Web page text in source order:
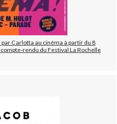
Carlotta au cinéma à partir du 8
rendu du Festival La Rochelle